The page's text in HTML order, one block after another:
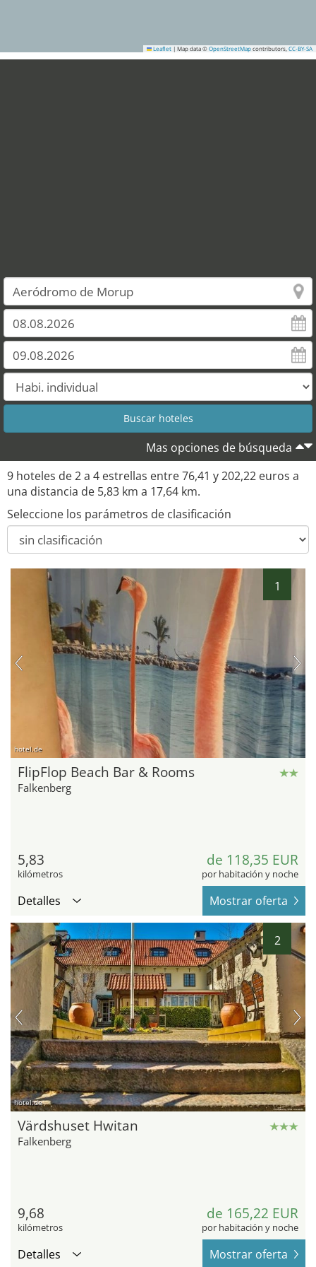
Leaflet | Map data © OpenStreetMap contributors, CC-BY-SA
Mas opciones de búsqueda
9 hoteles de 2 a 4 estrellas entre 76,41 y 202,22 euros a
una distancia de 5,83 km a 17,64 km.
Seleccione los parámetros de clasificación
1
hotel.de
FlipFlop Beach Bar & Rooms
Falkenberg
5,83
kilómetros
de 118,35 EUR
por habitación y noche
Detalles Mostrar oferta
2
hotel.de
Värdshuset Hwitan
Falkenberg
9,68
kilómetros
de 165,22 EUR
por habitación y noche
Detalles Mostrar oferta